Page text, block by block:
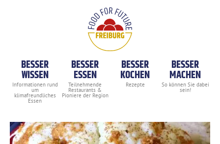
BESSER
WISSEN
BESSER
ESSEN
BESSER
KOCHEN
BESSER
MACHEN
Blumenkohl mit Butter-Crumble